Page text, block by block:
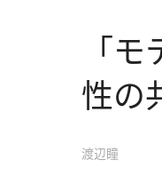
「
性の
渡辺瞳